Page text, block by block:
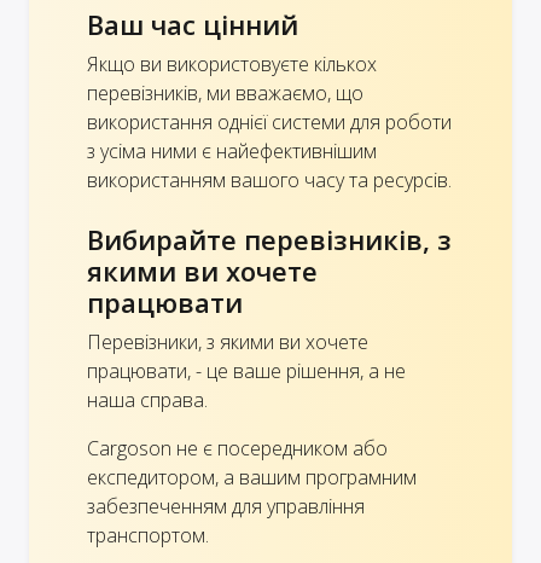
Ваш час цінний
Якщо ви використовуєте кількох
перевізників, ми вважаємо, що
використання однієї системи для роботи
з усіма ними є найефективнішим
використанням вашого часу та ресурсів.
Вибирайте перевізників, з
якими ви хочете
працювати
Перевізники, з якими ви хочете
працювати, - це ваше рішення, а не
наша справа.
Cargoson не є посередником або
експедитором, а вашим програмним
забезпеченням для управління
транспортом.